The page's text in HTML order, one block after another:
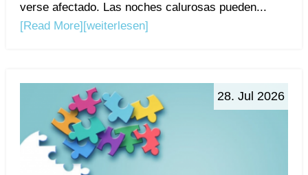
verse afectado. Las noches calurosas pueden...
[Read More][weiterlesen]
28. Jul 2026